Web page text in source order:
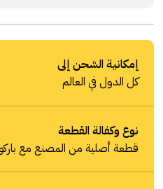
إمكانية الشحن إلى
كل الدول في العالم
نوع وكفالة القطعة
قطعة أصلية من المصنع مع